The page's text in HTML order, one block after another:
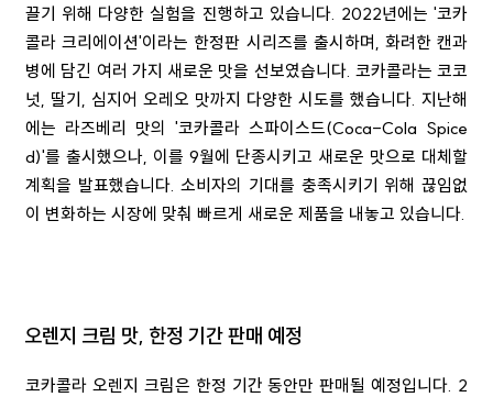
끌기 위해 다양한 실험을 진행하고 있습니다. 2022년에는 '코카
콜라 크리에이션'이라는 한정판 시리즈를 출시하며, 화려한 캔과
병에 담긴 여러 가지 새로운 맛을 선보였습니다. 코카콜라는 코코
넛, 딸기, 심지어 오레오 맛까지 다양한 시도를 했습니다. 지난해
에는 라즈베리 맛의 '코카콜라 스파이스드(Coca-Cola Spice
d)'를 출시했으나, 이를 9월에 단종시키고 새로운 맛으로 대체할
계획을 발표했습니다. 소비자의 기대를 충족시키기 위해 끊임없
이 변화하는 시장에 맞춰 빠르게 새로운 제품을 내놓고 있습니다.
오렌지 크림 맛, 한정 기간 판매 예정
코카콜라 오렌지 크림은 한정 기간 동안만 판매될 예정입니다. 2